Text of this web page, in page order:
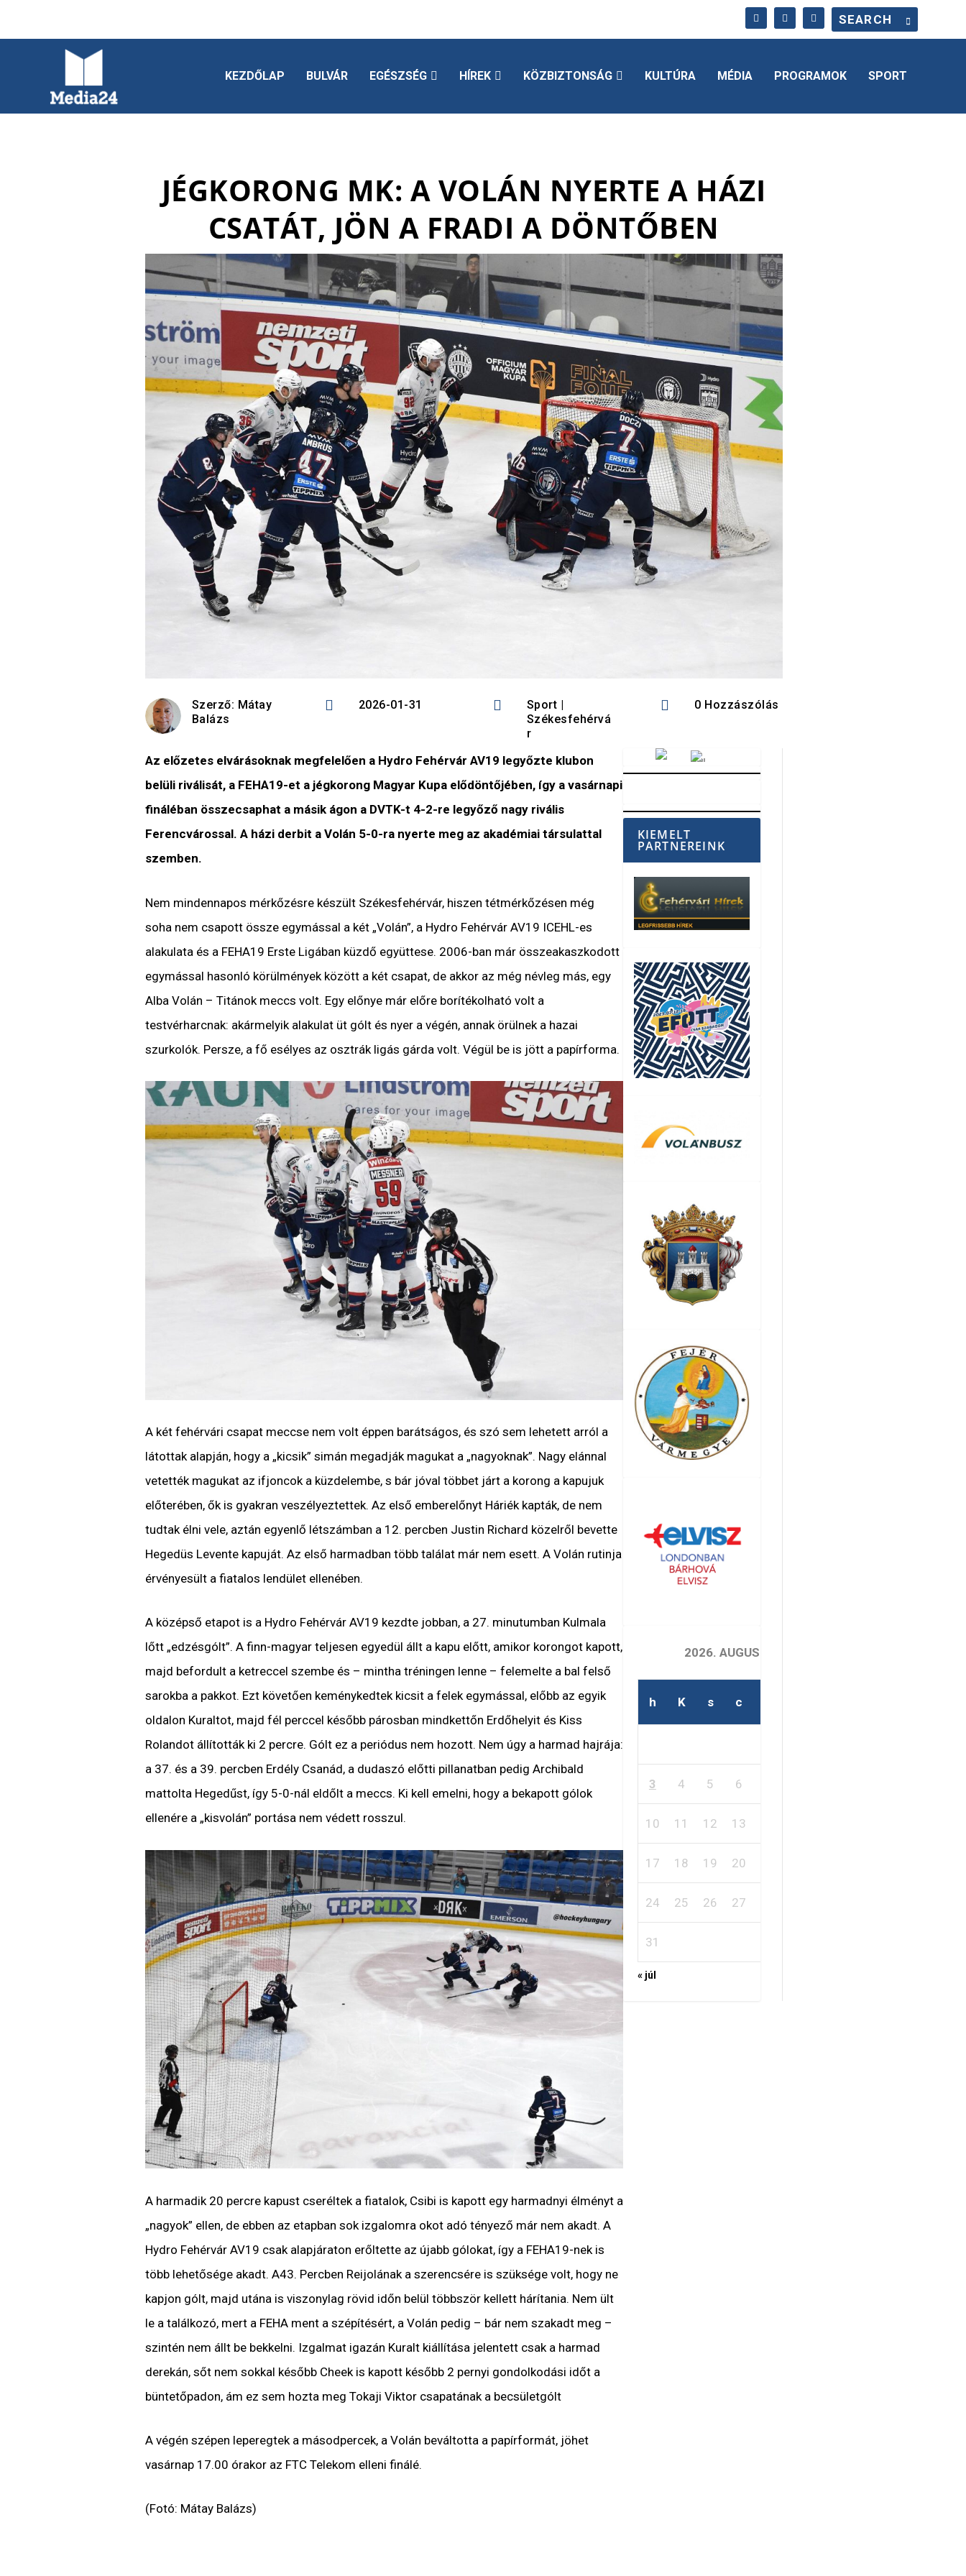
KEZDŐLAP BULVÁR EGÉSZSÉG HÍREK KÖZBIZTONSÁG KULTÚRA MÉDIA PROGRAMOK SPORT
JÉGKORONG MK: A VOLÁN NYERTE A HÁZI
CSATÁT, JÖN A FRADI A DÖNTŐBEN
Szerző: Mátay
Balázs
 2026-01-31  Sport
Székesfehérvá
r
 0 Hozzászólás
Az előzetes elvárásoknak megfelelően a Hydro Fehérvár AV19 legyőzte klubon
belüli riválisát, a FEHA19-et a jégkorong Magyar Kupa elődöntőjében, így a vasárnapi
fináléban összecsaphat a másik ágon a DVTK-t 4-2-re legyőző nagy rivális
Ferencvárossal. A házi derbit a Volán 5-0-ra nyerte meg az akadémiai társulattal
szemben.
Nem mindennapos mérkőzésre készült Székesfehérvár, hiszen tétmérkőzésen még
soha nem csapott össze egymással a két „Volán”, a Hydro Fehérvár AV19 ICEHL-es
alakulata és a FEHA19 Erste Ligában küzdő együttese. 2006-ban már összeakaszkodott
egymással hasonló körülmények között a két csapat, de akkor az még névleg más, egy
Alba Volán – Titánok meccs volt. Egy előnye már előre borítékolható volt a
testvérharcnak: akármelyik alakulat üt gólt és nyer a végén, annak örülnek a hazai
szurkolók. Persze, a fő esélyes az osztrák ligás gárda volt. Végül be is jött a papírforma.
A két fehérvári csapat meccse nem volt éppen barátságos, és szó sem lehetett arról a
látottak alapján, hogy a „kicsik” simán megadják magukat a „nagyoknak”. Nagy elánnal
vetették magukat az ifjoncok a küzdelembe, s bár jóval többet járt a korong a kapujuk
előterében, ők is gyakran veszélyeztettek. Az első emberelőnyt Háriék kapták, de nem
tudtak élni vele, aztán egyenlő létszámban a 12. percben Justin Richard közelről bevette
Hegedüs Levente kapuját. Az első harmadban több találat már nem esett. A Volán rutinja
érvényesült a fiatalos lendület ellenében.
A középső etapot is a Hydro Fehérvár AV19 kezdte jobban, a 27. minutumban Kulmala
lőtt „edzésgólt”. A finn-magyar teljesen egyedül állt a kapu előtt, amikor korongot kapott,
majd befordult a ketreccel szembe és – mintha tréningen lenne – felemelte a bal felső
sarokba a pakkot. Ezt követően keménykedtek kicsit a felek egymással, előbb az egyik
oldalon Kuraltot, majd fél perccel később párosban mindkettőn Erdőhelyit és Kiss
Rolandot állították ki 2 percre. Gólt ez a periódus nem hozott. Nem úgy a harmad hajrája:
a 37. és a 39. percben Erdély Csanád, a dudaszó előtti pillanatban pedig Archibald
mattolta Hegedűst, így 5-0-nál eldőlt a meccs. Ki kell emelni, hogy a bekapott gólok
ellenére a „kisvolán” portása nem védett rosszul.
A harmadik 20 percre kapust cseréltek a fiatalok, Csibi is kapott egy harmadnyi élményt a
„nagyok” ellen, de ebben az etapban sok izgalomra okot adó tényező már nem akadt. A
Hydro Fehérvár AV19 csak alapjáraton erőltette az újabb gólokat, így a FEHA19-nek is
több lehetősége akadt. A43. Percben Reijolának a szerencsére is szüksége volt, hogy ne
kapjon gólt, majd utána is viszonylag rövid időn belül többször kellett hárítania. Nem ült
le a találkozó, mert a FEHA ment a szépítésért, a Volán pedig – bár nem szakadt meg –
szintén nem állt be bekkelni. Izgalmat igazán Kuralt kiállítása jelentett csak a harmad
derekán, sőt nem sokkal később Cheek is kapott később 2 pernyi gondolkodási időt a
büntetőpadon, ám ez sem hozta meg Tokaji Viktor csapatának a becsületgólt
A végén szépen leperegtek a másodpercek, a Volán beváltotta a papírformát, jöhet
vasárnap 17.00 órakor az FTC Telekom elleni finálé.
(Fotó: Mátay Balázs)
KIEMELT
PARTNEREINK
2026. AUGUSZTUS
h K s c
3 4 5 6
10 11 12 13
17 18 19 20
24 25 26 27
31
« júl